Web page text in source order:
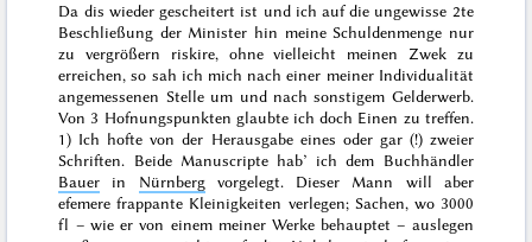
Da dis wieder gescheitert ist und ich auf die ungewisse 2te
Beschließung der Minister hin meine Schuldenmenge nur
zuvergrößern riskire, ohne vielleicht meinen Zwek zu
erreichen, so sah ich mich nach einer meiner Individualität
angemessenen Stelle um und nach sonstigem Gelderwerb.
Von 3 Hofnungspunkten glaubte ich doch Einen zu treffen.
1) Ich hofte von der Herausgabe eines oder gar (!) zweier
Schriften. Beide Manuscripte hab’ ich dem Buchhändler
Bauer in Nürnbergvorgelegt. Dieser Mann will aber
efemere frappante Kleinigkeiten verlegen; Sachen, wo 3000
fl – wie er von einem meiner Werke behauptet – auslegen